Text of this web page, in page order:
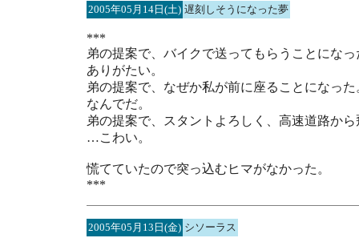
2005年05月14日(土) 遅刻しそうになった夢
***
弟の提案で、バイクで送ってもらうことになっ
ありがたい。
弟の提案で、なぜか私が前に座ることになった
なんでだ。
弟の提案で、スタントよろしく、高速道路か
…こわい。
慌てていたので突っ込むヒマがなかった。
***
2005年05月13日(金) シソーラス